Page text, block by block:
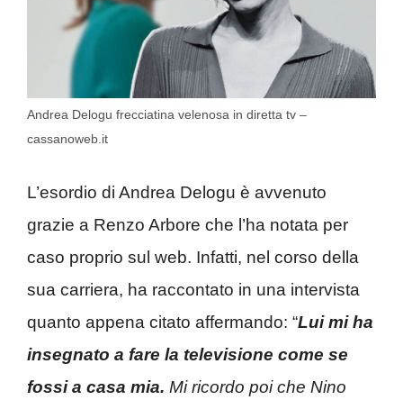
Andrea Delogu frecciatina velenosa in diretta tv –
cassanoweb.it
L’esordio di Andrea Delogu è avvenuto
grazie a Renzo Arbore che l’ha notata per
caso proprio sul web. Infatti, nel corso della
sua carriera, ha raccontato in una intervista
quanto appena citato affermando: “Lui mi ha
insegnato a fare la televisione come se
fossi a casa mia. Mi ricordo poi che Nino